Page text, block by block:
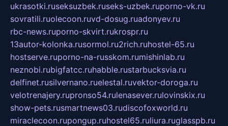
ukrasotki.ruseksuzbek.ruseks-uzbek.ruporno-vk.ru
sovratili.ruolecoon.ruvd-dosug.ruadonyev.ru
rbc-news.ruporno-skvirt.rukrospr.ru
13autor-kolonka.rusormol.ru2rich.ruhostel-65.ru
hostserve.ruporno-na-russkom.rumishinlab.ru
neznobi.rubigfatcc.ruhabble.rustarbucksvia.ru
delfinet.rusilvernano.ruelestal.ruvektor-doroga.ru
velotrenajery.rupronso54.rulenasever.rulovinskix.ru
show-pets.rusmartnews03.rudiscofoxworld.ru
miraclecoon.rupongup.ruhostel65.ruliura.ruglasspb.ru